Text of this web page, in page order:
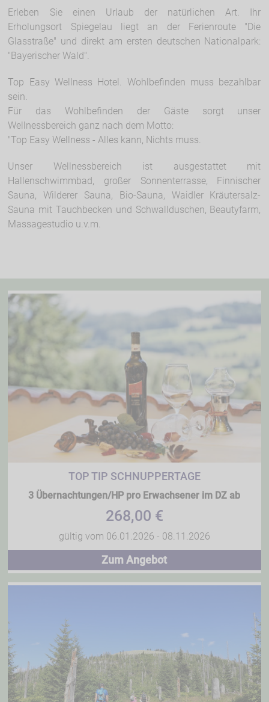
Erleben Sie einen Urlaub der natürlichen Art. Ihr
Erholungsort Spiegelau liegt an der Ferienroute "Die
Glasstraße" und direkt am ersten deutschen Nationalpark:
"Bayerischer Wald".
Top Easy Wellness Hotel. Wohlbefinden muss bezahlbar
sein.
Für das Wohlbefinden der Gäste sorgt unser
Wellnessbereich ganz nach dem Motto:
"Top Easy Wellness - Alles kann, Nichts muss.
Unser Wellnessbereich ist ausgestattet mit
Hallenschwimmbad, großer Sonnenterrasse, Finnischer
Sauna, Wilderer Sauna, Bio-Sauna, Waidler Kräutersalz-
Sauna mit Tauchbecken und Schwallduschen, Beautyfarm,
Massagestudio u.v.m.
TOP TIP SCHNUPPERTAGE
3 Übernachtungen/HP pro Erwachsener im DZ ab
268,00 €
gültig vom 06.01.2026 - 08.11.2026
Zum Angebot